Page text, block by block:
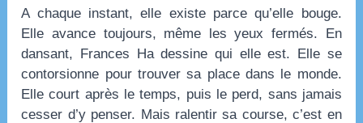
A chaque instant, elle existe parce qu’elle bouge.
Elle avance toujours, même les yeux fermés. En
dansant, Frances Ha dessine qui elle est. Elle se
contorsionne pour trouver sa place dans le monde.
Elle court après le temps, puis le perd, sans jamais
cesser d’y penser. Mais ralentir sa course, c’est en